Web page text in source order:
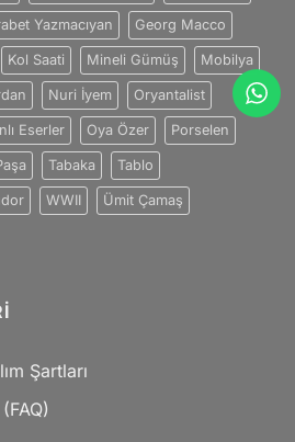
Yazmacıyan Georg Macco
Kol Saati Mineli Gümüş Mobilya
Nuri İyem Oryantalist
Eserler Oya Özer Porselen
Tabaka Tablo
WWII Ümit Çamaş
Şartları